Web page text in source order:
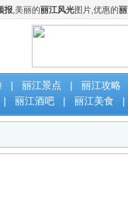
报,美丽的丽江风光图片,优惠的
| 丽江景点 |
丽江攻略
| 丽江酒吧 | 丽江美食 |